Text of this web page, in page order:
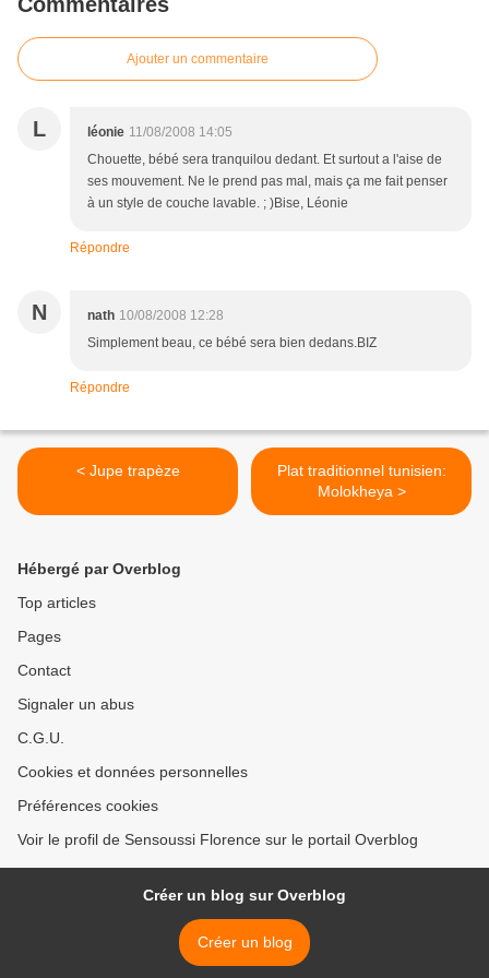
Ajouter un commentaire
L léonie 11/08/2008 14:05
Chouette, bébé sera tranquilou dedant. Et surtout a l'aise de
ses mouvement. Ne le prend pas mal, mais ça me fait penser
à un style de couche lavable. ; )Bise, Léonie
Répondre
N nath 10/08/2008 12:28
Simplement beau, ce bébé sera bien dedans.BIZ
Répondre
< Jupe trapèze
Plat traditionnel tunisien:
Molokheya >
Hébergé par Overblog
Top articles
Pages
Contact
Signaler un abus
C.G.U.
Cookies et données personnelles
Préférences cookies
Voir le profil de Sensoussi Florence sur le portail Overblog
Créer un blog sur Overblog
Créer un blog